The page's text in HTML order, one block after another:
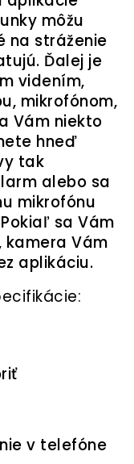
môžu
na stráženie
Ďalej je
videním,
mikrofónom,
Vám niekto
hneď
tak
alebo sa
mikrofónu
sa Vám
Vám
aplikáciu.
v telefóne